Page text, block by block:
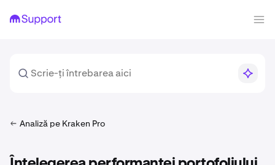
Analiză pe Kraken Pro